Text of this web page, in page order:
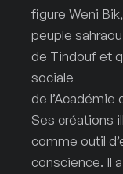
figure Weni
peuple
de Tindouf et
sociale
de
Ses créations
comme outil
conscience. Il